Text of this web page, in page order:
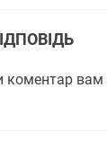
коментар вам